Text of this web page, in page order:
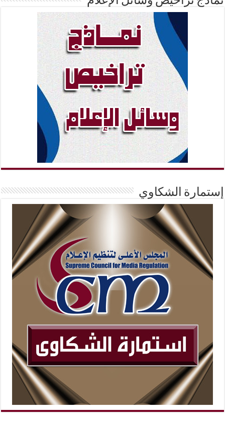
إستمارة الشكاوي